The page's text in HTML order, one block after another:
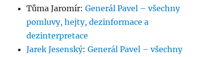
Tůma Jaromír:Generál Pavel – všechny
pomluvy, hejty, dezinformace a
dezinterpretace
Jarek Jesenský:Generál Pavel – všechny